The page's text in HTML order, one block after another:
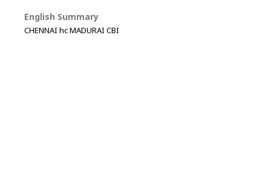
English Summary
CHENNAI hc MADURAI CBI